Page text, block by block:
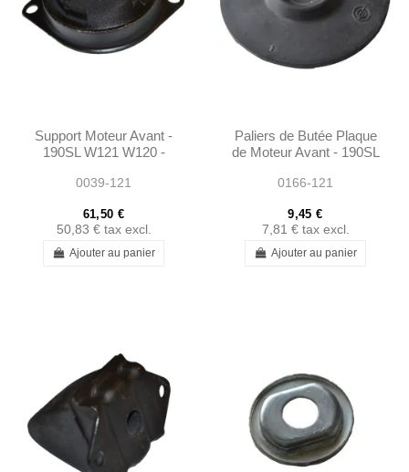
Support Moteur Avant -
190SL W121 W120 -
W113- 1202230512
0039-121
61,50 €
50,83 € tax excl.
Ajouter au panier
Paliers de Butée Plaque
de Moteur Avant - 190SL
0166-121
9,45 €
7,81 € tax excl.
Ajouter au panier